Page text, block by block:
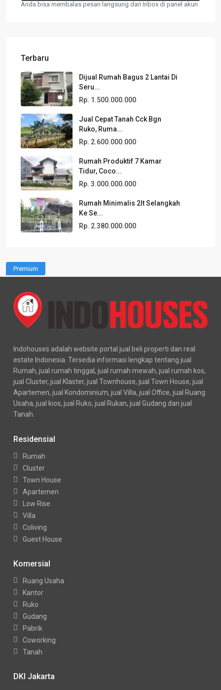
Anda bisa membalas pesan langsung dari Inbox di panel akun
Terbaru
Dijual Rumah Bagus 2 Lantai Di
Seru...
Rp. 1.500.000.000
Jual Cepat Tanah Cck Bgn
Ruko, Ruma...
Rp. 2.600.000.000
Rumah Produktif 7 Kamar
Tidur, Coco...
Rp. 3.000.000.000
Rumah Minimalis 2lt Selangkah
Ke Se...
Rp. 2.380.000.000
Premium
Indohouses adalah website portal jual beli properti dan real
estate Indonesia. Tersedia informasi lengkap tentang jual
Rumah, jual rumah tinggal, jual rumah mewah, jual rumah kos,
jual Cluster, jual Klaster, jual Townhouse, jual Town House, jual
Apartemen, jual Kondominium, jual Villa, jual Office, jual Ruang
Usaha, jual kios, jual Ruko, jual Rukan, jual Gudang dan jual
Tanah.
Residensial
Rumah
Cluster
Town House
Apartemen
Low Rise
Villa
Coliving
Guest House
Komersial
Ruang Usaha
Kantor
Ruko
Gudang
Pabrik
Coworking
Tanah
DKI Jakarta